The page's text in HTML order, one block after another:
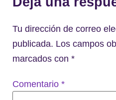
Tu dirección de correo
publicada. Los campos
marcados con *
Comentario *